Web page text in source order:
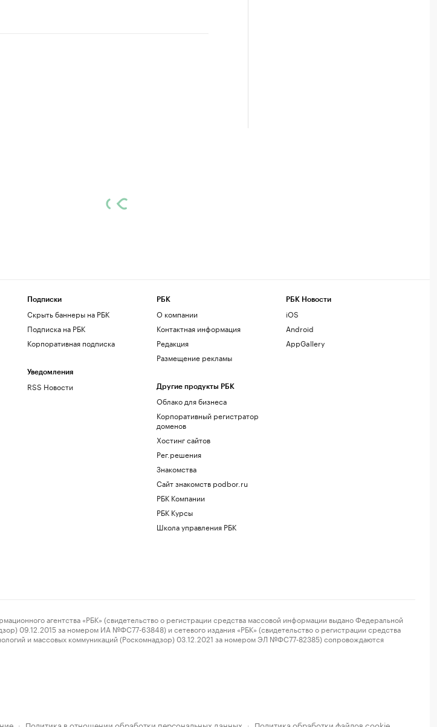
Подписки
Скрыть баннеры на РБК
Подписка на РБК
Корпоративная подписка
Уведомления
RSS Новости
РБК
О компании
Контактная информация
Редакция
Размещение рекламы
Другие продукты РБК
Облако для бизнеса
Корпоративный регистратор
доменов
Хостинг сайтов
Рег.решения
Знакомства
Сайт знакомств podbor.ru
РБК Компании
РБК Курсы
Школа управления РБК
РБК Новости
iOS
Android
AppGallery
агентства «РБК» (свидетельство о регистрации средства массовой информации выдано Федеральной
09.12.2015 за номером ИА №ФС77-63848) и сетевого издания «РБК» (свидетельство о регистрации средства
и массовых коммуникаций (Роскомнадзор) 03.12.2021 за номером ЭЛ №ФС77-82385) сопровождаются